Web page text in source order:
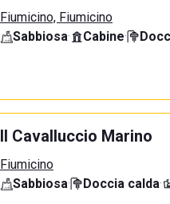
Fiumicino, Fiumicino
Sabbiosa· Cabine·
Il Cavalluccio Marino
Fiumicino
Sabbiosa· Doccia calda·